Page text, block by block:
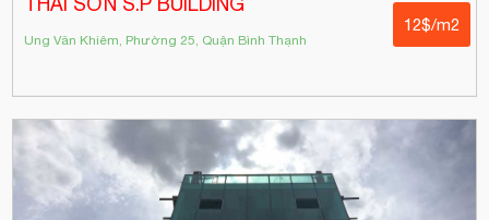
Ung Văn Khiêm, Phường 25, Quận Bình Thạnh
12$/m2